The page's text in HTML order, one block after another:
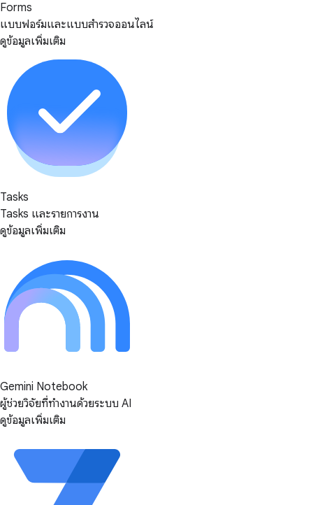
Forms
แบบฟอร์มและแบบสำรวจออนไลน์
ดูข้อมูลเพิ่มเติม
Tasks
Tasks และรายการงาน
ดูข้อมูลเพิ่มเติม
Gemini Notebook
ผู้ช่วยวิจัยที่ทำงานด้วยระบบ AI
ดูข้อมูลเพิ่มเติม